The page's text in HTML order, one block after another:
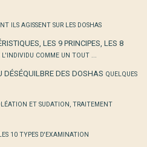
ILS AGISSENT SUR LES DOSHAS
LES 9 PRINCIPES, LES 8
COMME UN TOUT ...
DÉSÉQUILBRE DES DOSHAS QUELQUES
ET SUDATION, TRAITEMENT
10 TYPES D'EXAMINATION